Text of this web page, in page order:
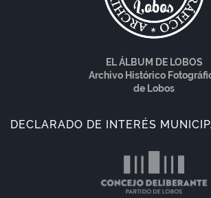
EL ÁLBUM DE LOBOS
Archivo Histórico
de Lobos
DECLARADO DE INTERÉS